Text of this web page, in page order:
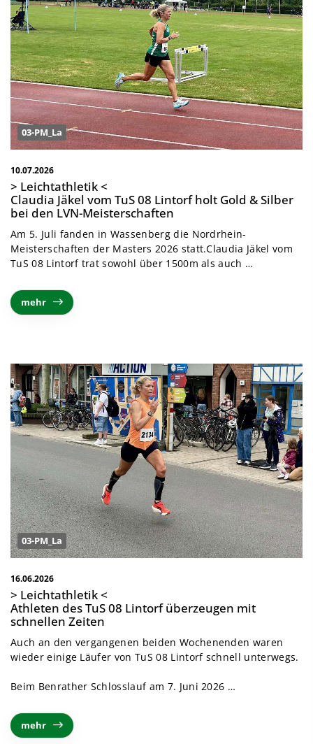
03-PM_La
10.07.2026
> Leichtathletik <
Claudia Jäkel vom TuS 08 Lintorf holt Gold & Silber
bei den LVN-Meisterschaften
Am 5. Juli fanden in Wassenberg die Nordrhein-
Meisterschaften der Masters 2026 statt.Claudia Jäkel vom
TuS 08 Lintorf trat sowohl über 1500m als auch …
mehr
03-PM_La
16.06.2026
> Leichtathletik <
Athleten des TuS 08 Lintorf überzeugen mit
schnellen Zeiten
Auch an den vergangenen beiden Wochenenden waren
wieder einige Läufer von TuS 08 Lintorf schnell unterwegs.
Beim Benrather Schlosslauf am 7. Juni 2026 …
mehr